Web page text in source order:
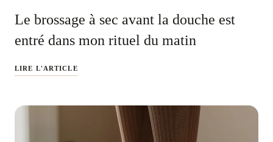
Le brossage à sec avant la douche est
entré dans mon rituel du matin
LIRE L'ARTICLE